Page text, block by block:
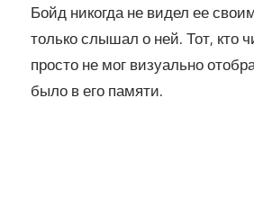
Бойд никогда не видел ее
только слышал о ней. Тот, кто
просто не мог визуально
было в его памяти.